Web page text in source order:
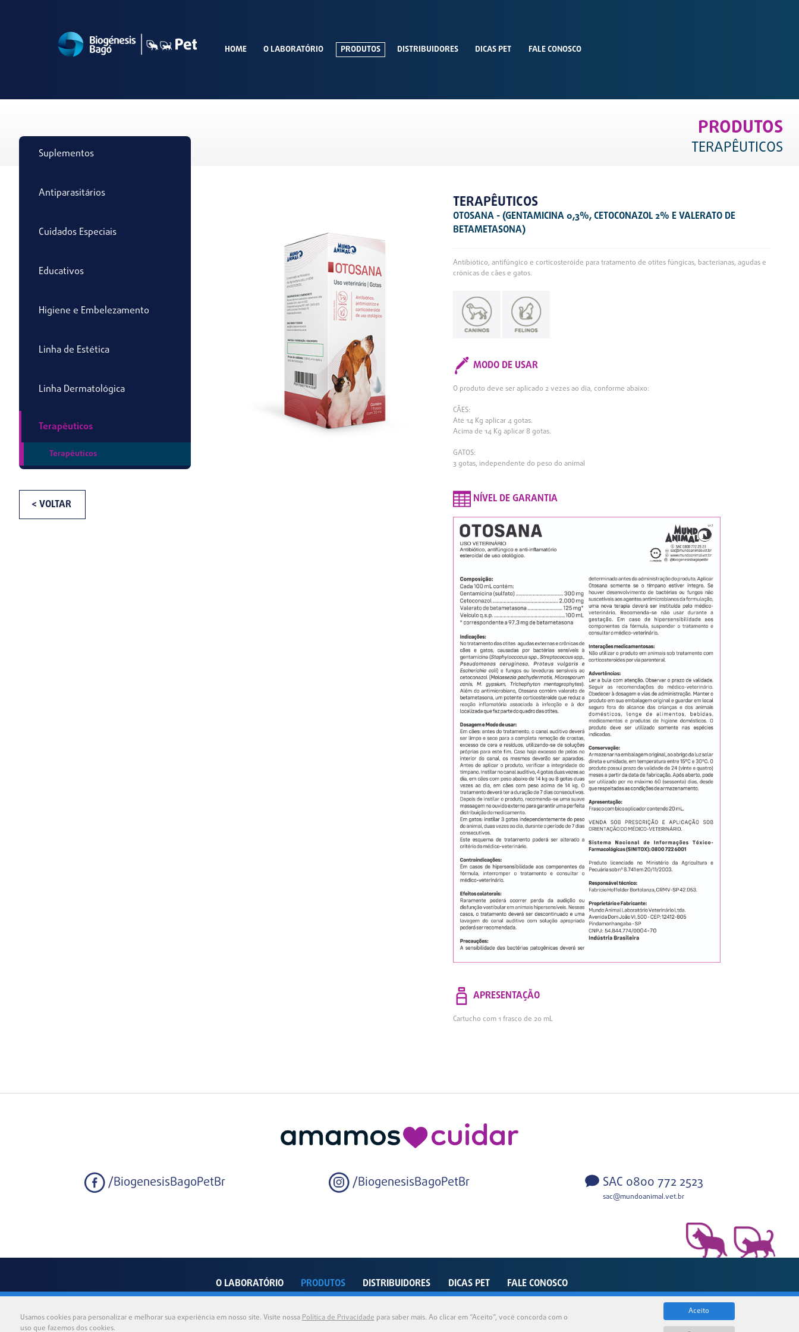
Usamos cookies para personalizar e melhorar sua experiência em nosso site. Visite nossaPolítica de Privacidadepara saber mais. Ao clicar em “Aceito”, você concorda com o
uso que fazemos dos cookies.
Aceito
HOME O LABORATÓRIO PRODUTOS DISTRIBUIDORES DICAS PET FALE CONOSCO
PRODUTOS
TERAPÊUTICOS
Suplementos
Antiparasitários
Cuidados Especiais
Educativos
Higiene e Embelezamento
Linha de Estética
Linha Dermatológica
Terapêuticos
Terapêuticos
< VOLTAR
TERAPÊUTICOS
OTOSANA - (GENTAMICINA 0,3%, CETOCONAZOL 2% E VALERATO DE
BETAMETASONA)
Antibiótico, antifúngico e corticosteróide para tratamento de otites fúngicas, bacterianas, agudas e
crônicas de cães e gatos.
MODO DE USAR
O produto deve ser aplicado 2 vezes ao dia, conforme abaixo:
CÃES:
Até 14 Kg aplicar 4 gotas.
Acima de 14 Kg aplicar 8 gotas.
GATOS:
3 gotas, independente do peso do animal
NÍVEL DE GARANTIA
APRESENTAÇÃO
Cartucho com 1 frasco de 20 mL
/BiogenesisBagoPetBr /BiogenesisBagoPetBr SAC 0800 772 2523
sac@mundoanimal.vet.br
O LABORATÓRIO PRODUTOS DISTRIBUIDORES DICAS PET FALE CONOSCO